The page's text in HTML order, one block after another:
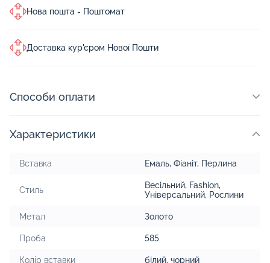
Нова пошта - Поштомат
Доставка кур'єром Нової Пошти
Способи оплати
Характеристики
Вставка Емаль, Фіаніт, Перлина
Стиль Весільний, Fashion,
Універсальний, Рослини
Метал Золото
Проба 585
Колір вставки білий, чорний